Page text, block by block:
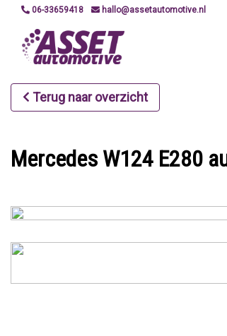
06-33659418 hallo@assetautomotive.nl
Terug naar overzicht
Mercedes W124 E280